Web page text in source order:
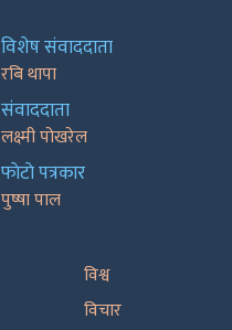
विशेष संवाददाता
रबि थापा
संवाददाता
लक्ष्मी पोखरेल
फाेटाे पत्रकार
पुष्षा पाल
विश्व
विचार